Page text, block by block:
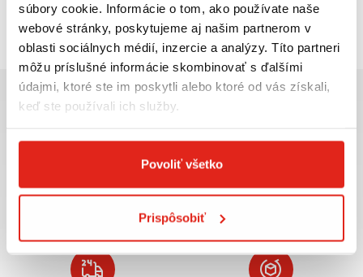
súbory cookie. Informácie o tom, ako používate naše
webové stránky, poskytujeme aj našim partnerom v
oblasti sociálnych médií, inzercie a analýzy. Títo partneri
môžu príslušné informácie skombinovať s ďalšími
údajmi, ktoré ste im poskytli alebo ktoré od vás získali,
keď ste používali ich služby.
Povoliť všetko
Prispôsobiť
Pozreli ste2 z2produktov
odberu
SR